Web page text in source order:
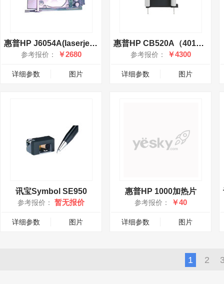
惠普HP J6054A(laserjet打印机硬盘5GB)
参考报价： ￥2680
详细参数 图片
惠普HP CB520A（4014/4015 500页 5槽邮箱）
参考报价： ￥4300
详细参数 图片
讯宝Symbol SE950
参考报价： 暂无报价
详细参数 图片
惠普HP 1000加热片
参考报价： ￥40
详细参数 图片
1 2